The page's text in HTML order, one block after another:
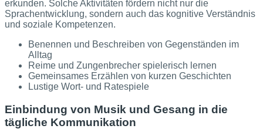
erkunden. Solche Aktivitäten fördern nicht nur die
Sprachentwicklung, sondern auch das kognitive Verständnis
und soziale Kompetenzen.
Benennen und Beschreiben von Gegenständen im
Alltag
Reime und Zungenbrecher spielerisch lernen
Gemeinsames Erzählen von kurzen Geschichten
Lustige Wort- und Ratespiele
Einbindung von Musik und Gesang in die
tägliche Kommunikation